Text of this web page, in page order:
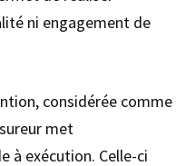
ni engagement de
considérée comme
met
à exécution. Celle-ci